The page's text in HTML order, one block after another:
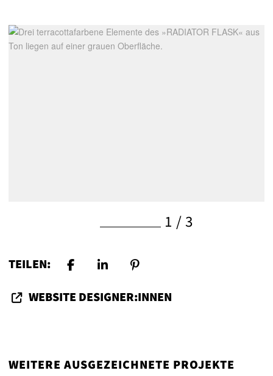
1 /3
TEILEN:
WEBSITE DESIGNER:INNEN
WEITERE AUSGEZEICHNETE PROJEKTE